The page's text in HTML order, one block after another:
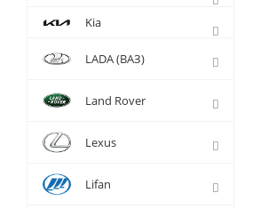
Kia
LADA (ВАЗ)
Land Rover
Lexus
Lifan